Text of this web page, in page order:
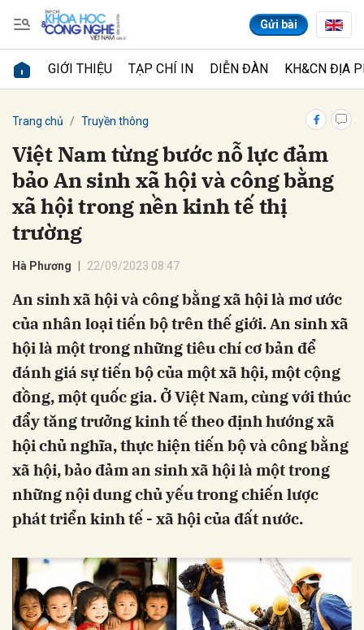
Gửi bài
GIỚI THIỆU TẠP CHÍ IN DIỄN ĐÀN KH&CN ĐỊA
Trang chủ Truyền thông
Việt Nam từng bước nỗ lực đảm
bảo An sinh xã hội và công bằng
xã hội trong nền kinh tế thị
trường
Hà Phương 22/09/2023 08:47
An sinh xã hội và công bằng xã hội là mơ ước
của nhân loại tiến bộ trên thế giới. An sinh xã
hội là một trong những tiêu chí cơ bản để
đánh giá sự tiến bộ của một xã hội, một cộng
đồng, một quốc gia. Ở Việt Nam, cùng với thúc
đẩy tăng trưởng kinh tế theo định hướng xã
hội chủ nghĩa, thực hiện tiến bộ và công bằng
xã hội, bảo đảm an sinh xã hội là một trong
những nội dung chủ yếu trong chiến lược
phát triển kinh tế - xã hội của đất nước.
Gửi bình luận